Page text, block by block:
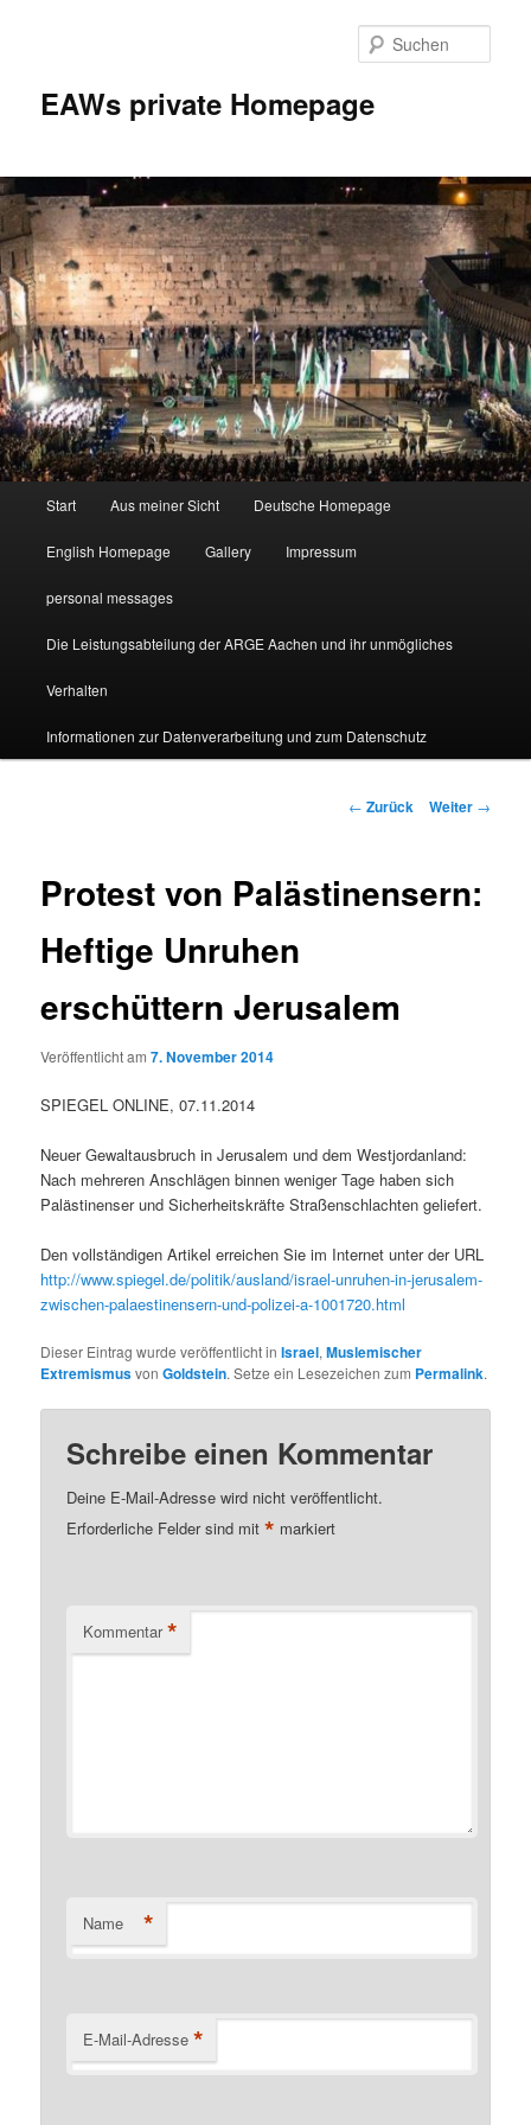
EAWs private Homepage
Start Aus meiner Sicht Deutsche Homepage
English Homepage Gallery Impressum
personal messages
Die Leistungsabteilung der ARGE Aachen und ihr unmögliches
Verhalten
Informationen zur Datenverarbeitung und zum Datenschutz
Beitragsnavigation
← Zurück Weiter →
Protest von Palästinensern:
Heftige Unruhen
erschüttern Jerusalem
Veröffentlicht am7. November 2014
SPIEGEL ONLINE, 07.11.2014
Neuer Gewaltausbruch in Jerusalem und dem Westjordanland:
Nach mehreren Anschlägen binnen weniger Tage haben sich
Palästinenser und Sicherheitskräfte Straßenschlachten geliefert.
Den vollständigen Artikel erreichen Sie im Internet unter der URL
http://www.spiegel.de/politik/ausland/israel-unruhen-in-jerusalem-
zwischen-palaestinensern-und-polizei-a-1001720.html
Dieser Eintrag wurde veröffentlicht inIsrael,Muslemischer
ExtremismusvonGoldstein. Setze ein Lesezeichen zum Permalink.
Schreibe einen Kommentar
Deine E-Mail-Adresse wird nicht veröffentlicht.
Erforderliche Felder sind mit* markiert
Kommentar *
Name *
E-Mail-Adresse *